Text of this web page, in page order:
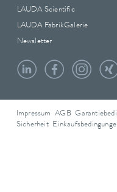
LAUDA Scientific
LAUDA FabrikGalerie
Newsletter
Impressum AGB
Sicherheit